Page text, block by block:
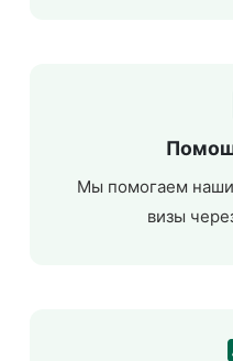
Мы помогаем
визы